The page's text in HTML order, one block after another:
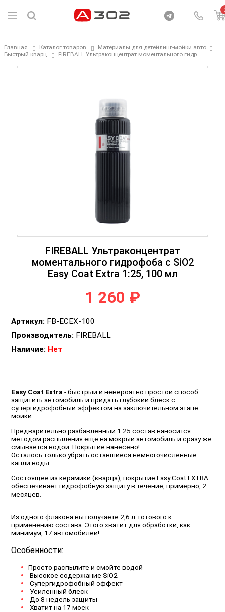
Главная Каталог товаров
Материалы для детейлинг-мойки авто
Быстрый кварц
FIREBALL Ультраконцентрат моментального гидр....
FIREBALL Ультраконцентрат
моментального гидрофоба c SiO2
Easy Coat Extra 1:25, 100 мл
1 260 ₽
Артикул: FB-ECEX-100
Производитель: FIREBALL
Наличие: Нет
Easy Coat Extra - быстрый и невероятно простой способ
защитить автомобиль и придать глубокий блеск с
супергидрофобный эффектом на заключительном этапе
мойки.
Предварительно разбавленный 1:25 состав наносится
методом распыления еще на мокрый автомобиль и сразу же
смывается водой. Покрытие нанесено!
Осталось только убрать оставшиеся немногочисленные
капли воды.
Состоящее из керамики (кварца), покрытие Easy Coat EXTRA
обеспечивает гидрофобную защиту в течение, примерно, 2
месяцев.
Из одного флакона вы получаете 2,6 л. готового к
применению состава. Этого хватит для обработки, как
минимум, 17 автомобилей!
Особенности:
Просто распылите и смойте водой
Высокое содержание SiO2
Супергидрофобный эффект
Усиленный блеск
До 8 недель защиты
Хватит на 17 моек